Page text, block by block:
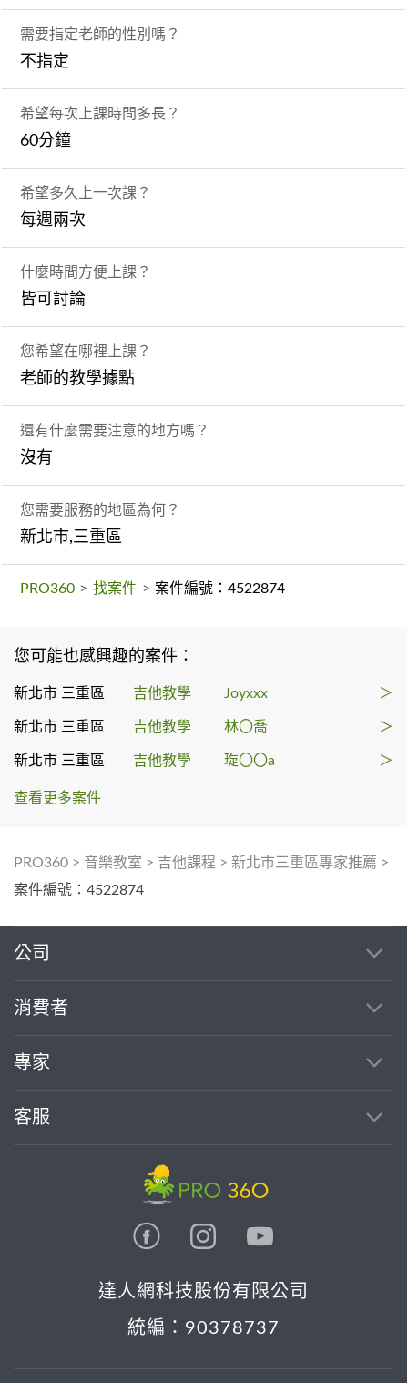
需要指定老師的性別嗎？
不指定
希望每次上課時間多長？
60分鐘
希望多久上一次課？
每週兩次
什麼時間方便上課？
皆可討論
您希望在哪裡上課？
老師的教學據點
還有什麼需要注意的地方嗎？
沒有
您需要服務的地區為何？
新北市,三重區
PRO360 > 找案件 > 案件編號：4522874
您可能也感興趣的案件：
新北市 三重區 吉他教學 Joyxxx ＞
新北市 三重區 吉他教學 林〇喬 ＞
新北市 三重區 吉他教學 琁〇〇a ＞
查看更多案件
PRO360 > 音樂教室 > 吉他課程 > 新北市三重區專家推薦 >
案件編號：4522874
公司
消費者
專家
客服
達人網科技股份有限公司
統編：90378737